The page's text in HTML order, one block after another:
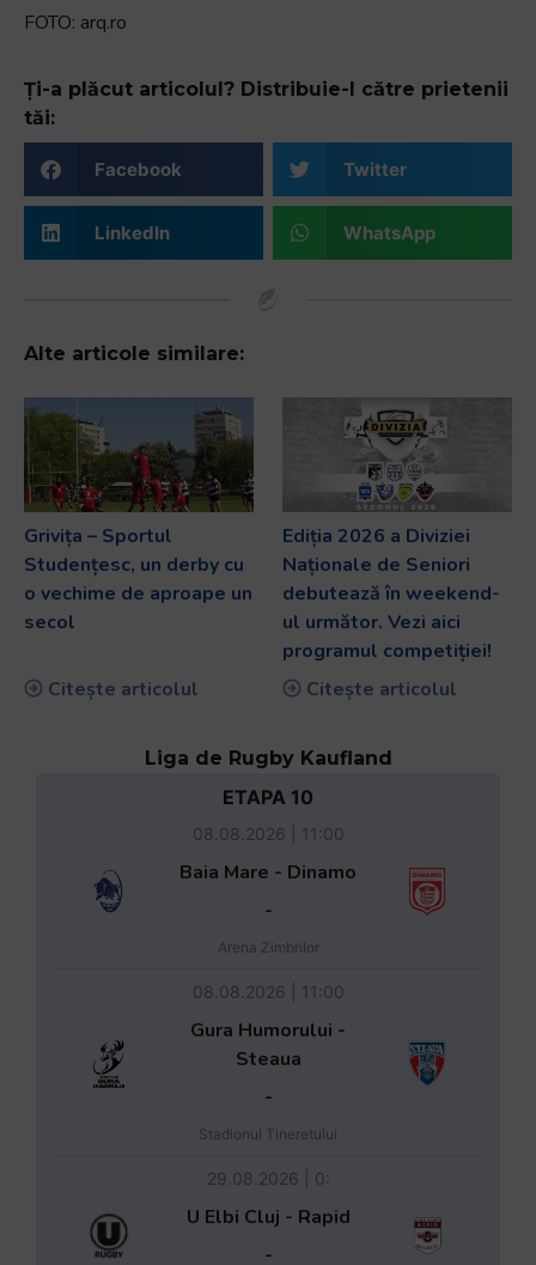
FOTO: arq.ro
Ți-a plăcut articolul? Distribuie-l către prietenii
tăi:
Facebook Twitter
LinkedIn WhatsApp
Alte articole similare:
Grivița – Sportul
Studențesc, un derby cu
o vechime de aproape un
secol
Citește articolul
Ediția 2026 a Diviziei
Naționale de Seniori
debutează în weekend-
ul următor. Vezi aici
programul competiției!
Citește articolul
Liga de Rugby Kaufland
ETAPA 10
08.08.2026 | 11:00
Baia Mare - Dinamo
-
Arena Zimbrilor
08.08.2026 | 11:00
Gura Humorului -
Steaua
-
Stadionul Tineretului
29.08.2026 | 0:
U Elbi Cluj - Rapid
-